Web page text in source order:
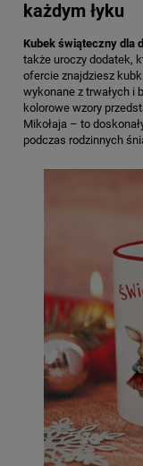
każdym łyku
Kubek świąteczny dla
także uroczy dodatek,
ofercie znajdziesz
wykonane z trwałych i
kolorowe wzory
Mikołaja – to
podczas rodzinnych